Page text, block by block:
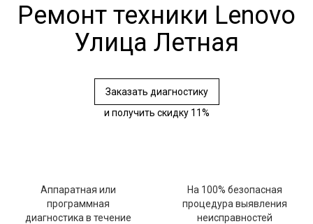
Ремонт техники Lenovo
Улица Летная
Заказать диагностику
и получить скидку 11%
Аппаратная или
программная
диагностика в течение
На 100% безопасная
процедура выявления
неисправностей